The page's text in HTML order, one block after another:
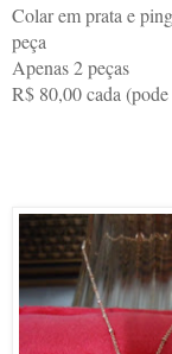
Colar em prata e
peça
Apenas 2 peças
R$ 80,00 cada